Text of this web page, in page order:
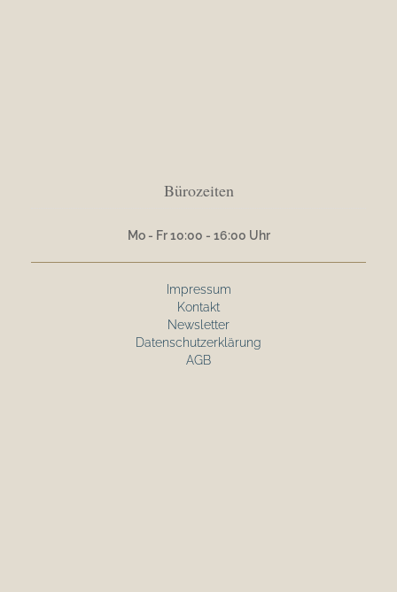
Bürozeiten
Mo - Fr 10:00 - 16:00 Uhr
Impressum
Kontakt
Newsletter
Datenschutzerklärung
AGB